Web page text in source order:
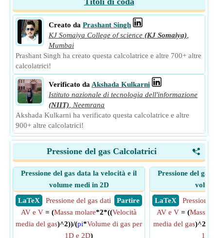
Creato da Prashant Singh
KJ Somaiya College of science (KJ Somaiya)
Mumbai
Prashant Singh ha creato questa calcolatrice e altre 700+ altre
calcolatrici!
Verificato da Akshada Kulkarni
Istituto nazionale di tecnologia dell'informazione
(NIIT)
Neemrana
Akshada Kulkarni ha verificato questa calcolatrice e altre
900+ altre calcolatrici!
<
Pressione del gas Calcolatrici
Pressione del gas data la velocità e il
volume medi in 2D
​ LaTeX
​ Partire
Pressione del gas dati
AV e V = (Massa molare*2*((Velocità
media del gas)^2))/(pi*Volume di gas per
1D e 2D)
Pressione del gas
​ LaTeX
Pressione
AV e V = (Massa
media del gas)^2))/
1D e